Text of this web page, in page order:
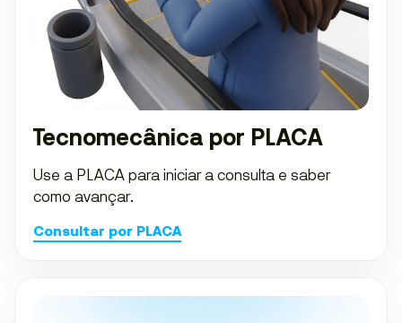
Tecnomecânica por PLACA
Use a PLACA para iniciar a consulta e saber
como avançar.
Consultar por PLACA